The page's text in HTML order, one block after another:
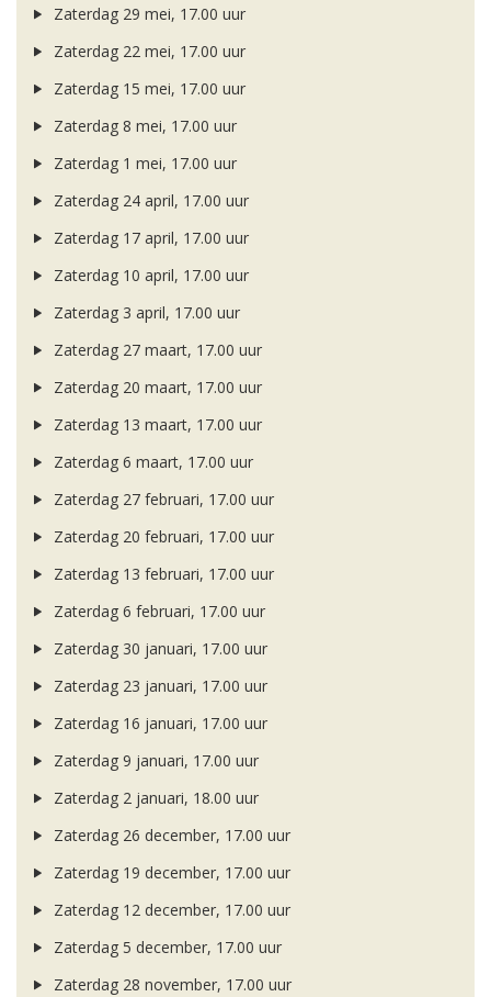
Zaterdag 29 mei, 17.00 uur
Zaterdag 22 mei, 17.00 uur
Zaterdag 15 mei, 17.00 uur
Zaterdag 8 mei, 17.00 uur
Zaterdag 1 mei, 17.00 uur
Zaterdag 24 april, 17.00 uur
Zaterdag 17 april, 17.00 uur
Zaterdag 10 april, 17.00 uur
Zaterdag 3 april, 17.00 uur
Zaterdag 27 maart, 17.00 uur
Zaterdag 20 maart, 17.00 uur
Zaterdag 13 maart, 17.00 uur
Zaterdag 6 maart, 17.00 uur
Zaterdag 27 februari, 17.00 uur
Zaterdag 20 februari, 17.00 uur
Zaterdag 13 februari, 17.00 uur
Zaterdag 6 februari, 17.00 uur
Zaterdag 30 januari, 17.00 uur
Zaterdag 23 januari, 17.00 uur
Zaterdag 16 januari, 17.00 uur
Zaterdag 9 januari, 17.00 uur
Zaterdag 2 januari, 18.00 uur
Zaterdag 26 december, 17.00 uur
Zaterdag 19 december, 17.00 uur
Zaterdag 12 december, 17.00 uur
Zaterdag 5 december, 17.00 uur
Zaterdag 28 november, 17.00 uur